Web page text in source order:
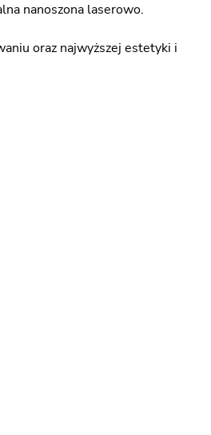
nanoszona laserowo.
oraz najwyższej estetyki i